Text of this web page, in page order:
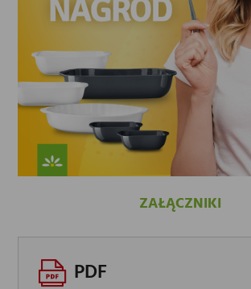
ZAŁĄCZNIKI
PDF